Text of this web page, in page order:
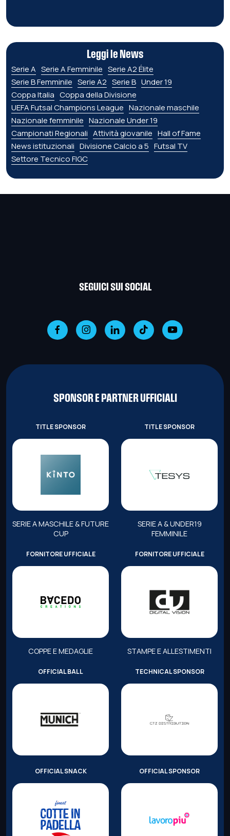
Leggi le News
Serie A Serie A Femminile Serie A2 Élite
Serie B Femminile Serie A2 Serie B Under 19
Coppa Italia Coppa della Divisione
UEFA Futsal Champions League Nazionale maschile
Nazionale femminile Nazionale Under 19
Campionati Regionali Attività giovanile Hall of Fame
News istituzionali Divisione Calcio a 5 Futsal TV
Settore Tecnico FIGC
SEGUICI SUI SOCIAL
SPONSOR E PARTNER UFFICIALI
TITLE SPONSOR
SERIE A MASCHILE & FUTURE
CUP
TITLE SPONSOR
SERIE A & UNDER19
FEMMINILE
FORNITORE UFFICIALE
COPPE E MEDAGLIE
FORNITORE UFFICIALE
STAMPE E ALLESTIMENTI
OFFICIAL BALL TECHNICAL SPONSOR
OFFICIAL SNACK OFFICIAL SPONSOR